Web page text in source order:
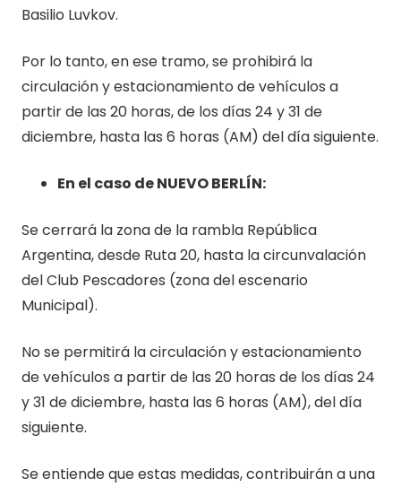
Basilio Luvkov.
Por lo tanto, en ese tramo, se prohibirá la
circulación y estacionamiento de vehículos a
partir de las 20 horas, de los días 24 y 31 de
diciembre, hasta las 6 horas (AM) del día siguiente.
En el caso de NUEVO BERLÍN:
Se cerrará la zona de la rambla República
Argentina, desde Ruta 20, hasta la circunvalación
del Club Pescadores (zona del escenario
Municipal).
No se permitirá la circulación y estacionamiento
de vehículos a partir de las 20 horas de los días 24
y 31 de diciembre, hasta las 6 horas (AM), del día
siguiente.
Se entiende que estas medidas, contribuirán a una